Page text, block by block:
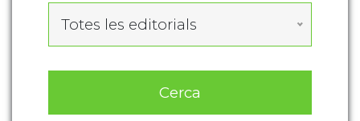
Totes les editorials
Cerca